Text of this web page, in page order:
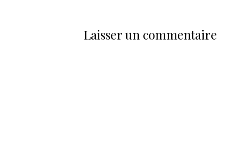
Laisser un commentaire